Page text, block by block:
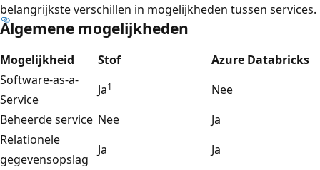
belangrijkste verschillen in mogelijkheden tussen services.
Algemene mogelijkheden
Mogelijkheid Stof
Azure Databricks
Software-as-a-
Service
Ja1
Nee
Beheerde service Nee
Ja
Relationele
gegevensopslag
Ja Ja